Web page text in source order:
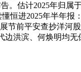
。估计2025年归属
恒进2025年半年报
前平安查抄洋河
洪滨、何焕明均无